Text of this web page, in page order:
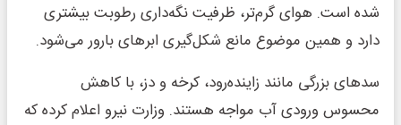
شده است. هوای گرم‌تر، ظرفیت نگه‌داری رطوبت بیشتری
دارد و همین موضوع مانع شکل‌گیری ابرهای بارور می‌شود.
سدهای بزرگی مانند زاینده‌رود، کرخه و دز، با کاهش
محسوس ورودی آب مواجه هستند. وزارت نیرو اعلام کرده که